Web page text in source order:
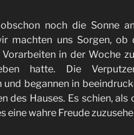
noch die Sonne
machten uns Sorgen, ob
in der Woche
hatte. Die
und begannen in
des Hauses. Es schien,
eine wahre Freude